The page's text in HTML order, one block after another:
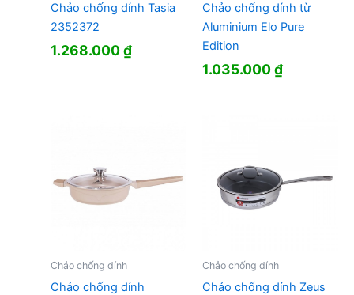
Chảo chống dính Tasia
2352372
1.268.000₫
Chảo chống dính từ
Aluminium Elo Pure
Edition
1.035.000₫
Chảo chống dính
Chảo chống dính
Chảo chống dính
Chảo chống dính Zeus